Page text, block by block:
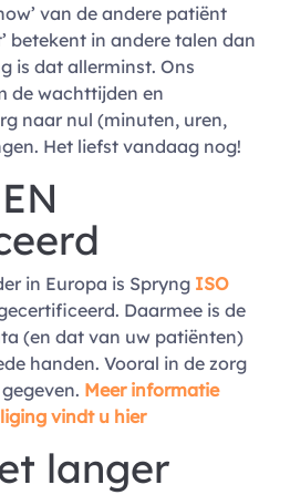
van de andere patiënt
betekent in andere talen dan
is dat allerminst. Ons
de wachttijden en
naar nul (minuten, uren,
Het liefst vandaag nog!
in Europa is Spryng ISO
Daarmee is de
(en dat van uw patiënten)
handen. Vooral in de zorg
Meer informatie
vindt u hier
langer